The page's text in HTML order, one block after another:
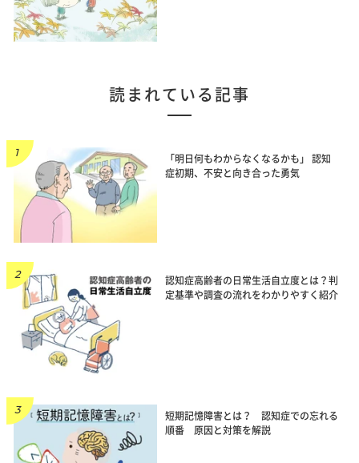
読まれている記事
「明日何もわからなくなるかも」 認知
症初期、不安と向き合った勇気
認知症高齢者の日常生活自立度とは？判
定基準や調査の流れをわかりやすく紹介
短期記憶障害とは？ 認知症での忘れる
順番 原因と対策を解説